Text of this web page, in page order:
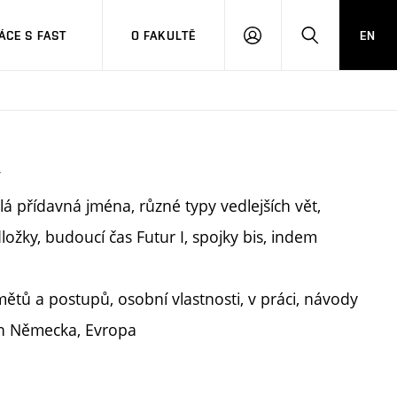
S FAST O FAKULTĚ
PŘIHLÁSITHLEDAT
EN
přídavná jména, různé typy vedlejších vět,
budoucí čas Futur I, spojky bis, indem
a postupů, osobní vlastnosti, v práci, návody
Německa, Evropa